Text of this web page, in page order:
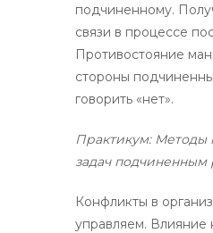
подчиненному.
связи в процессе
Противостояние
стороны
говорить «нет».
Практикум: Методы
задач подчиненным
Конфликты в
управляем. Влияние